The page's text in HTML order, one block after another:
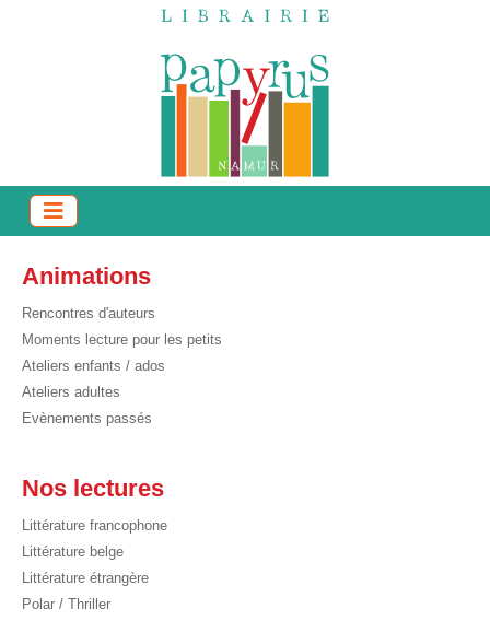
Animations
Rencontres d'auteurs
Moments lecture pour les petits
Ateliers enfants / ados
Ateliers adultes
Evènements passés
Nos lectures
Littérature francophone
Littérature belge
Littérature étrangère
Polar / Thriller